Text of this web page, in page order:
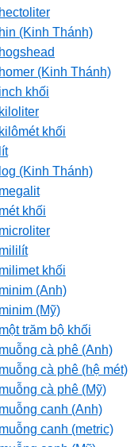
(Kinh Thánh)
(Kinh Thánh)
khối
khối
(Kinh Thánh)
khối
khối
(Anh)
(Mỹ)
trăm bộ khối
cà phê (Anh)
cà phê (hệ mét)
cà phê (Mỹ)
canh (Anh)
canh (metric)